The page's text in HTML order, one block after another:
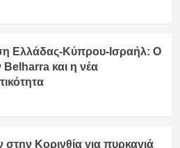
Ελλάδας-Κύπρου-Ισραήλ: Ο
και η νέα
Κορινθία για πυρκαγιά